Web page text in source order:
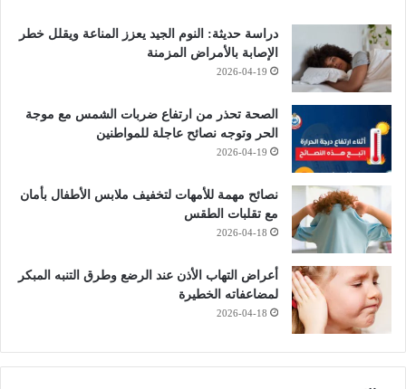
دراسة حديثة: النوم الجيد يعزز المناعة ويقلل خطر
الإصابة بالأمراض المزمنة
2026-04-19
الصحة تحذر من ارتفاع ضربات الشمس مع موجة
الحر وتوجه نصائح عاجلة للمواطنين
2026-04-19
نصائح مهمة للأمهات لتخفيف ملابس الأطفال بأمان
مع تقلبات الطقس
2026-04-18
أعراض التهاب الأذن عند الرضع وطرق التنبه المبكر
لمضاعفاته الخطيرة
2026-04-18